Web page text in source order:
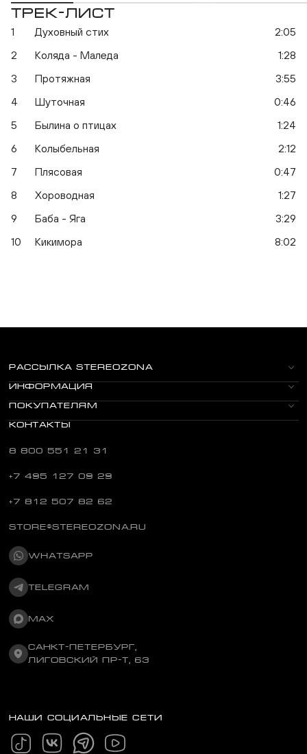
ТРЕК-ЛИСТ
1 Духовный стих
2:05
2
Коляда - Маледа
1:28
3
Протяжная
3:55
4
Шуточная
0:46
5
Былина о птицах
1:24
6
Колыбельная
2:12
7
Плясовая
0:47
8
Хороводная
1:27
9
Баба - Яга
3:29
10
Кикимора 8:02
РАССЫЛКА STEREOZONA
ИНФОРМАЦИЯ
ПОКУПАТЕЛЯМ
КОНТАКТЫ
8 800 551 21 31
+7 495 127 09 29
+7 812 507 82 62
STORE@STEREOZONA.RU
WHATSAPP
TELEGRAM
MAX
САНКТ-ПЕТЕРБУРГ,
ЛИГОВСКИЙ ПР-Т, 63
НАШИ СОЦИАЛЬНЫЕ СЕТИ